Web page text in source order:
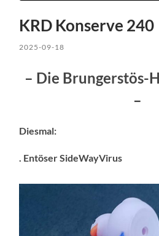
KRD Konserve 240
2025-09-18
– Die Brungerstös-
–
Diesmal:
. Entöser SideWayVirus